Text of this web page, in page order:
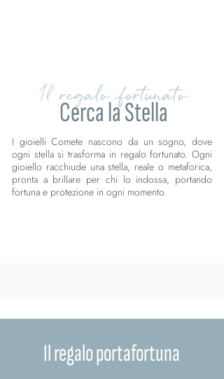
Il regalo fortunato
Cerca la Stella
I gioielli Comete nascono da un sogno, dove
ogni stella si trasforma in regalo fortunato. Ogni
gioiello racchiude una stella, reale o metaforica,
pronta a brillare per chi lo indossa, portando
fortuna e protezione in ogni momento.
Il regalo portafortuna